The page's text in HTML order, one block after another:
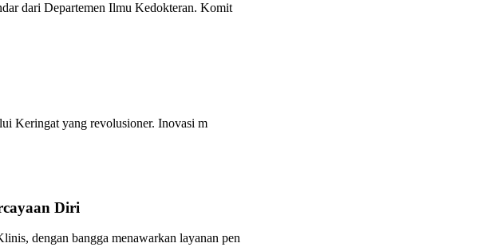
dari Departemen Ilmu Kedokteran. Komit
Keringat yang revolusioner. Inovasi m
Diri
dengan bangga menawarkan layanan pen